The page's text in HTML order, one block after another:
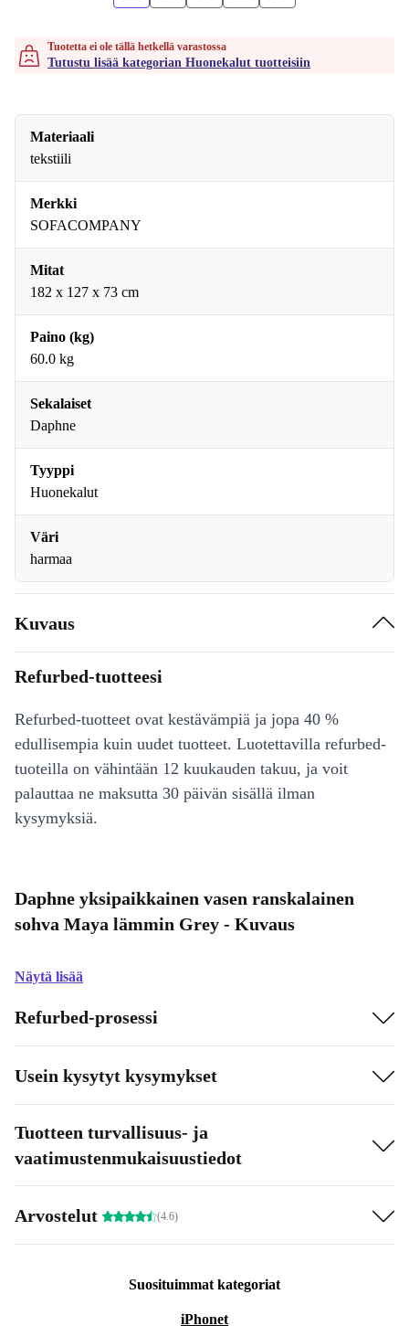
Tuotetta ei ole tällä hetkellä varastossa
Tutustu lisää kategorian Huonekalut tuotteisiin
Materiaali
tekstiili
Merkki
SOFACOMPANY
Mitat
182 x 127 x 73 cm
Paino (kg)
60.0 kg
Sekalaiset
Daphne
Tyyppi
Huonekalut
Väri
harmaa
Kuvaus
Refurbed-tuotteesi
Refurbed-tuotteet ovat kestävämpiä ja jopa 40 %
edullisempia kuin uudet tuotteet. Luotettavilla refurbed-
tuoteilla on vähintään 12 kuukauden takuu, ja voit
palauttaa ne maksutta 30 päivän sisällä ilman
kysymyksiä.
Daphne yksipaikkainen vasen ranskalainen
sohva Maya lämmin Grey - Kuvaus
Näytä lisää
Refurbed-prosessi
Usein kysytyt kysymykset
Tuotteen turvallisuus- ja
vaatimustenmukaisuustiedot
Arvostelut (4.6)
Suosituimmat kategoriat
iPhonet